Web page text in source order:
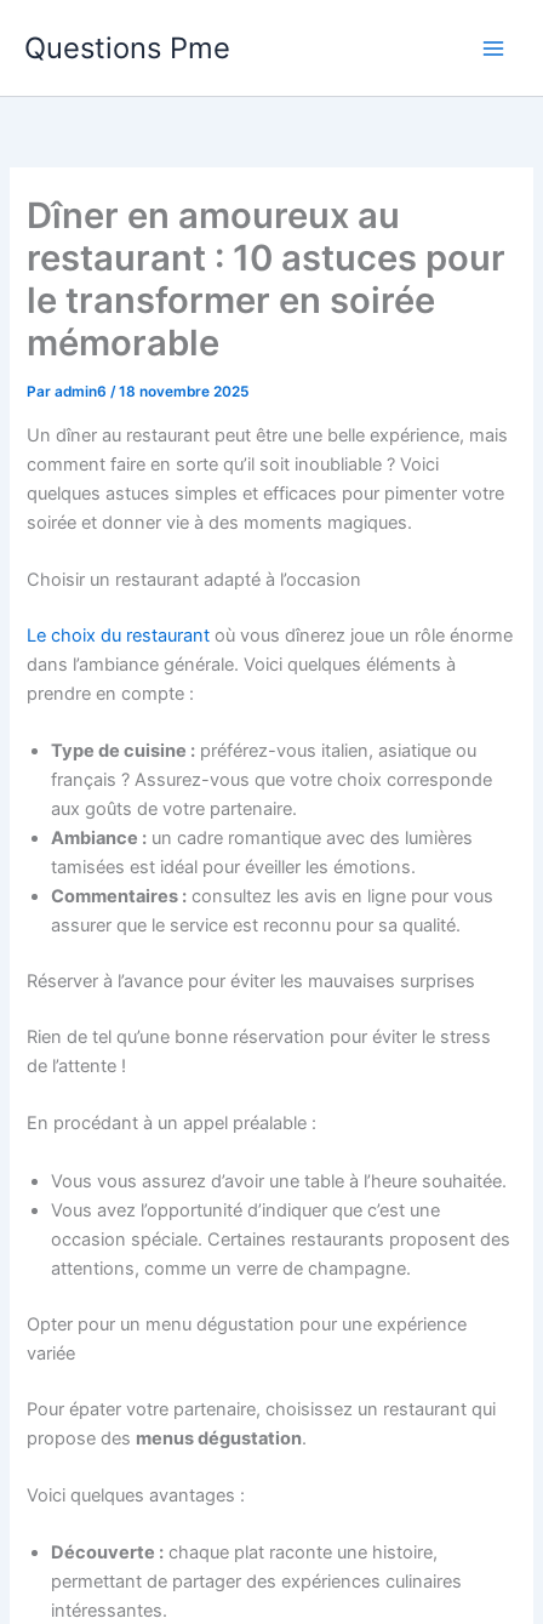
Questions Pme
Dîner en amoureux au
restaurant : 10 astuces pour
le transformer en soirée
mémorable
Paradmin6/18 novembre 2025
Un dîner au restaurant peut être une belle expérience, mais
comment faire en sorte qu’il soit inoubliable ? Voici
quelques astuces simples et efficaces pour pimenter votre
soirée et donner vie à des moments magiques.
Choisir un restaurant adapté à l’occasion
Le choix du restaurant où vous dînerez joue un rôle énorme
dans l’ambiance générale. Voici quelques éléments à
prendre en compte :
Type de cuisine : préférez-vous italien, asiatique ou
français ? Assurez-vous que votre choix corresponde
aux goûts de votre partenaire.
Ambiance : un cadre romantique avec des lumières
tamisées est idéal pour éveiller les émotions.
Commentaires : consultez les avis en ligne pour vous
assurer que le service est reconnu pour sa qualité.
Réserver à l’avance pour éviter les mauvaises surprises
Rien de tel qu’une bonne réservation pour éviter le stress
de l’attente !
En procédant à un appel préalable :
Vous vous assurez d’avoir une table à l’heure souhaitée.
Vous avez l’opportunité d’indiquer que c’est une
occasion spéciale. Certaines restaurants proposent des
attentions, comme un verre de champagne.
Opter pour un menu dégustation pour une expérience
variée
Pour épater votre partenaire, choisissez un restaurant qui
propose des menus dégustation.
Voici quelques avantages :
Découverte : chaque plat raconte une histoire,
permettant de partager des expériences culinaires
intéressantes.